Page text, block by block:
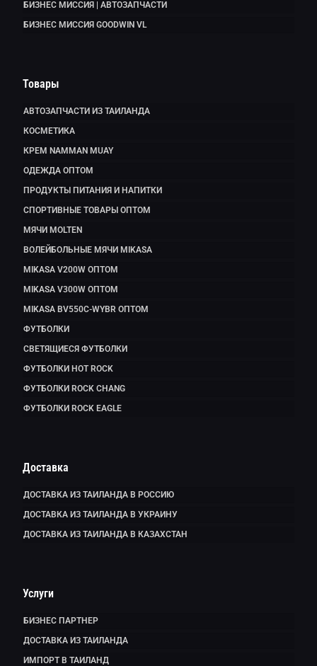
БИЗНЕС МИССИЯ | АВТОЗАПЧАСТИ
БИЗНЕС МИССИЯ GOODWIN VL
Товары
АВТОЗАПЧАСТИ ИЗ ТАИЛАНДА
КОСМЕТИКА
КРЕМ NAMMAN MUAY
ОДЕЖДА ОПТОМ
ПРОДУКТЫ ПИТАНИЯ И НАПИТКИ
СПОРТИВНЫЕ ТОВАРЫ ОПТОМ
МЯЧИ MOLTEN
ВОЛЕЙБОЛЬНЫЕ МЯЧИ MIKASA
MIKASA V200W ОПТОМ
MIKASA V300W ОПТОМ
MIKASA BV550C-WYBR ОПТОМ
ФУТБОЛКИ
СВЕТЯЩИЕСЯ ФУТБОЛКИ
ФУТБОЛКИ HOT ROCK
ФУТБОЛКИ ROCK CHANG
ФУТБОЛКИ ROCK EAGLE
Доставка
ДОСТАВКА ИЗ ТАИЛАНДА В РОССИЮ
ДОСТАВКА ИЗ ТАИЛАНДА В УКРАИНУ
ДОСТАВКА ИЗ ТАИЛАНДА В КАЗАХСТАН
Услуги
БИЗНЕС ПАРТНЕР
ДОСТАВКА ИЗ ТАИЛАНДА
ИМПОРТ В ТАИЛАНД